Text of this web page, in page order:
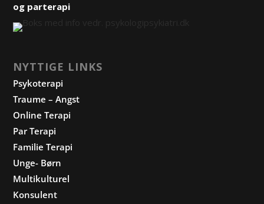
og parterapi
NYTTIGE LINKS
Psykoterapi
Traume – Angst
Online Terapi
Par Terapi
Familie Terapi
Unge- Børn
Multikulturel
Konsulent